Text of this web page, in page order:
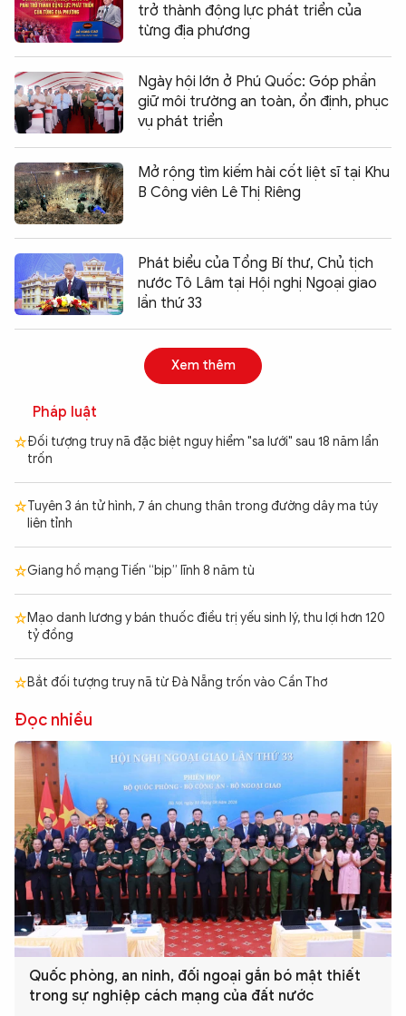
trở thành động lực phát triển của
từng địa phương
Ngày hội lớn ở Phú Quốc: Góp phần
giữ môi trường an toàn, ổn định, phục
vụ phát triển
Mở rộng tìm kiếm hài cốt liệt sĩ tại Khu
B Công viên Lê Thị Riêng
Phát biểu của Tổng Bí thư, Chủ tịch
nước Tô Lâm tại Hội nghị Ngoại giao
lần thứ 33
Xem thêm
Pháp luật
Đối tượng truy nã đặc biệt nguy hiểm "sa lưới" sau 18 năm lẩn
trốn
Tuyên 3 án tử hình, 7 án chung thân trong đường dây ma túy
liên tỉnh
Giang hồ mạng Tiến “bịp” lĩnh 8 năm tù
Mạo danh lương y bán thuốc điều trị yếu sinh lý, thu lợi hơn 120
tỷ đồng
Bắt đối tượng truy nã từ Đà Nẵng trốn vào Cần Thơ
Đọc nhiều
Quốc phòng, an ninh, đối ngoại gắn bó mật thiết
trong sự nghiệp cách mạng của đất nước